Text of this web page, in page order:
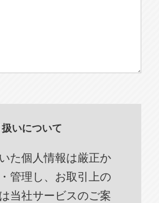
いについて
た個人情報は厳正か
管理し、お取引上の
当社サービスのご案